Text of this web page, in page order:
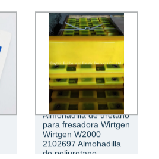
Almohadilla de uretano
para fresadora Wirtgen
Wirtgen W2000
2102697 Almohadilla
de poliuretano